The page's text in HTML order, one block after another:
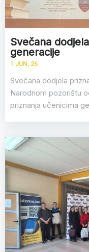
Svečana
generacije
1 JUN, 26
Svečana dodjela
Narodnom pozorištu
priznanja učenicima